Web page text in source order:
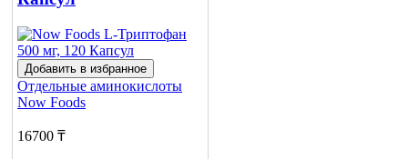
Добавить в избранное
Отдельные аминокислоты
Now Foods
16700 ₸